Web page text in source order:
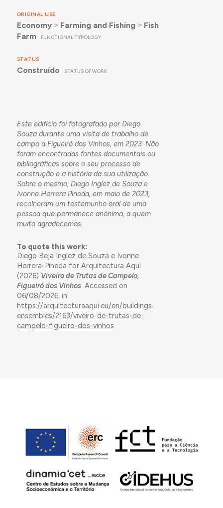
ORIGINAL USE
Economy˃ Farming and Fishing ˃ Fish
Farm
FUNCTIONAL TYPOLOGY
STATUS
Construído STATUS OF WORK
Este edifício foi fotografado por Diego
Souza durante uma visita de trabalho de
campo a Figueiró dos Vinhos, em 2023. Não
foram encontradas fontes documentais ou
bibliográficas sobre o seu processo de
construção e a história da sua utilização.
Sobre o mesmo, Diego Inglez de Souza e
Ivonne Herrera Pineda, em maio de 2023,
recolheram um testemunho oral de uma
pessoa que permanece anónima, a quem
muito agradecemos.
To quote this work:
Diego Beja Inglez de Souza e Ivonne
Herrera-Pineda for Arquitectura Aqui
(2026) Viveiro de Trutas de Campelo,
Figueiró dos Vinhos. Accessed on
06/08/2026, in
https://arquitecturaaqui.eu/en/buildings-
ensembles/2163/viveiro-de-trutas-de-
campelo-figueiro-dos-vinhos